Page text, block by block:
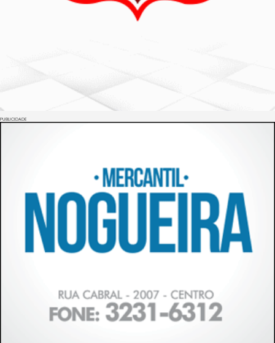
PUBLICIDADE